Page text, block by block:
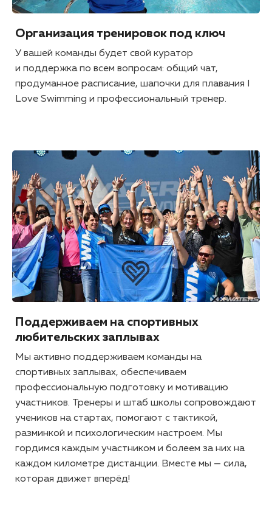
Организация тренировок под ключ
У вашей команды будет свой куратор
и поддержка по всем вопросам: общий чат,
продуманное расписание, шапочки для плавания I
Love Swimming и профессиональный тренер.
Поддерживаем на спортивных
любительских заплывах
Мы активно поддерживаем команды на
спортивных заплывах, обеспечиваем
профессиональную подготовку и мотивацию
участников. Тренеры и штаб школы сопровождают
учеников на стартах, помогают с тактикой,
разминкой и психологическим настроем. Мы
гордимся каждым участником и болеем за них на
каждом километре дистанции. Вместе мы — сила,
которая движет вперёд!